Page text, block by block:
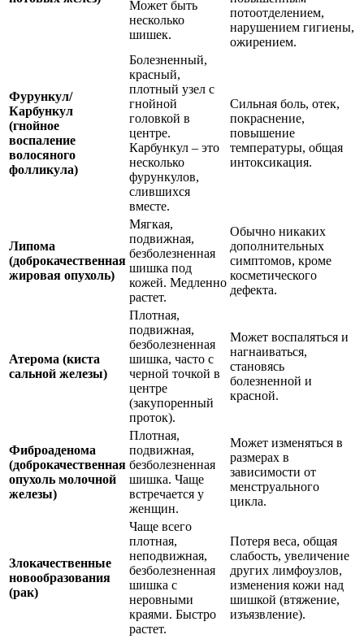
Может быть
несколько
шишек.
потоотделением,
нарушением гигиены,
ожирением.
Фурункул/
Карбункул
(гнойное
воспаление
волосяного
фолликула)
Болезненный,
красный,
плотный узел с
гнойной
головкой в
центре.
Карбункул – это
несколько
фурункулов,
слившихся
вместе.
Сильная боль, отек,
покраснение,
повышение
температуры, общая
интоксикация.
Липома
(доброкачественная
жировая опухоль)
Мягкая,
подвижная,
безболезненная
шишка под
кожей. Медленно
растет.
Обычно никаких
дополнительных
симптомов, кроме
косметического
дефекта.
Атерома (киста
сальной железы)
Плотная,
подвижная,
безболезненная
шишка, часто с
черной точкой в
центре
(закупоренный
проток).
Может воспаляться и
нагнаиваться,
становясь
болезненной и
красной.
Фиброаденома
(доброкачественная
опухоль молочной
железы)
Плотная,
подвижная,
безболезненная
шишка. Чаще
встречается у
женщин.
Может изменяться в
размерах в
зависимости от
менструального
цикла.
Злокачественные
новообразования
(рак)
Чаще всего
плотная,
неподвижная,
безболезненная
шишка с
неровными
краями. Быстро
растет.
Потеря веса, общая
слабость, увеличение
других лимфоузлов,
изменения кожи над
шишкой (втяжение,
изъязвление).